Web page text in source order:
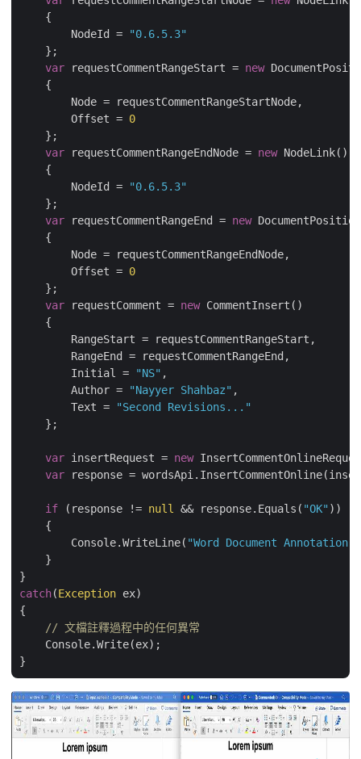
    {
        NodeId =
"0.6.5.3"
    };
var requestCommentRangeStart = new
    {
        Node = requestCommentRangeStartNode,
        Offset =
0
    };
var requestCommentRangeEndNode = new NodeLink()
    {
        NodeId =
"0.6.5.3"
    };
var requestCommentRangeEnd = new
    {
        Node = requestCommentRangeEndNode,
        Offset =
0
    };
var requestComment = new CommentInsert()
    {
        RangeStart = requestCommentRangeStart,
        RangeEnd = requestCommentRangeEnd,
        Initial =
"NS" ,
        Author =
"Nayyer Shahbaz" ,
        Text =
"Second Revisions..."
    };
var insertRequest = new
var response =
if (response != null && response.Equals( "OK" ))
    {
        Console.WriteLine(
"Word Document
    }
catch(Exception ex)
{
// 文檔註釋過程中的任何異常
    Console.Write(ex);